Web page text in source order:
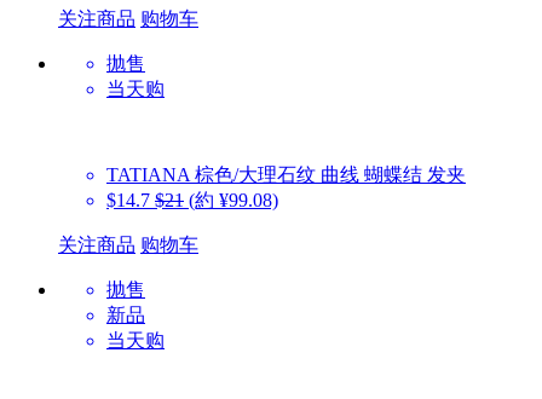
关注商品 购物车
抛售
当天购
TATIANA 棕色/大理石纹 曲线 蝴蝶结 发夹
$14.7 $21 (約 ¥99.08)
关注商品 购物车
抛售
新品
当天购